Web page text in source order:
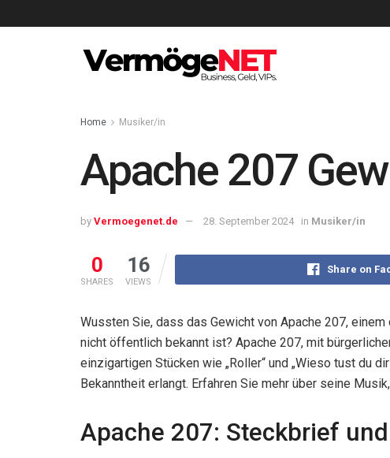
Home Musiker/in
Apache 207
by Vermoegenet.de 28. September 2024 in Musiker/in
0
SHARES
16
VIEWS
Share on
Wussten Sie, dass das Gewicht von Apache 207,
nicht öffentlich bekannt ist? Apache 207, mit
einzigartigen Stücken wie „Roller“ und „Wieso tust du
Bekanntheit erlangt. Erfahren Sie mehr über seine
Apache 207: Steckbrief